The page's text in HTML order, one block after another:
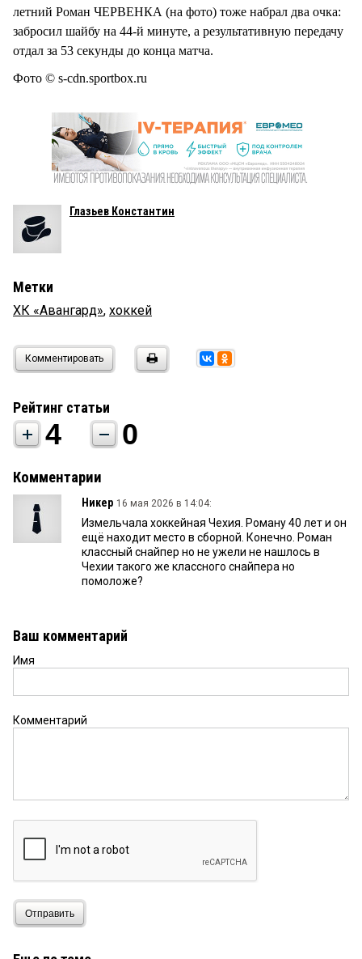
летний Роман ЧЕРВЕНКА (на фото) тоже набрал два очка:
забросил шайбу на 44-й минуте, а результативную передачу
отдал за 53 секунды до конца матча.
Фото © s-cdn.sportbox.ru
Глазьев Константин
Метки
ХК «Авангард», хоккей
Комментировать
Рейтинг статьи
4 0
Комментарии
Никер 16 мая 2026 в 14:04:
Измельчала хоккейная Чехия. Роману 40 лет и он
ещё находит место в сборной. Конечно. Роман
классный снайпер но не ужели не нашлось в
Чехии такого же классного снайпера но
помоложе?
Ваш комментарий
Имя
Комментарий
Отправить